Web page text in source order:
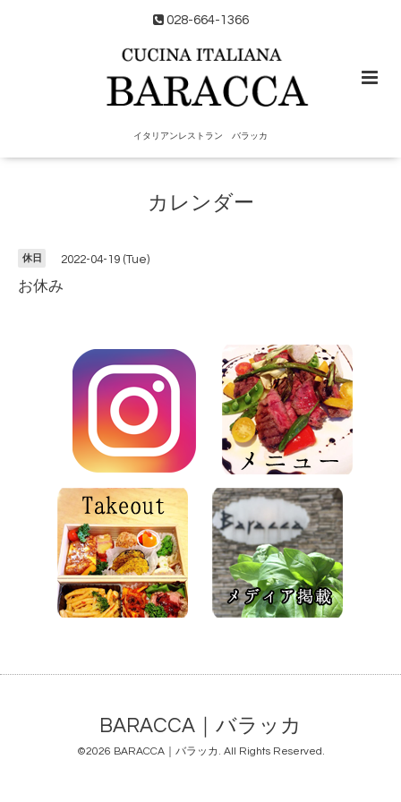
028-664-1366
イタリアンレストラン バラッカ
カレンダー
休日 2022-04-19 (Tue)
お休み
BARACCA｜バラッカ
©2026 BARACCA｜バラッカ . All Rights Reserved.